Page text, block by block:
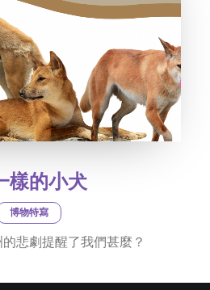
樣的小犬
博物特寫
悲劇提醒了我們甚麼？